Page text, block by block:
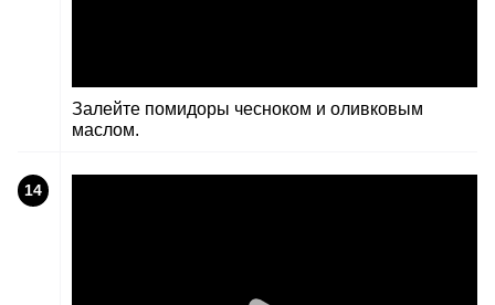
Залейте помидоры чесноком и оливковым
маслом.
14